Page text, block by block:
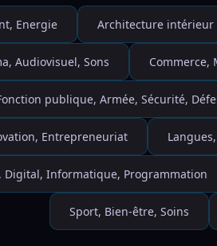
Energie Architecture intérieur
Audiovisuel, Sons Commerce,
publique, Armée, Sécurité,
Entrepreneuriat
Digital, Informatique, Programmation
Sport, Bien-être, Soins